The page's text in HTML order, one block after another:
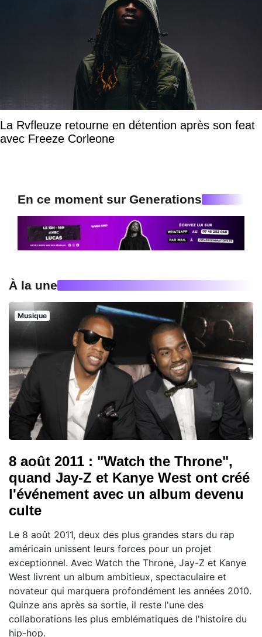
La Rvfleuze retourne en détention après son feat
avec Freeze Corleone
En ce moment sur Generations
À la une
Musique
8 août 2011 : "Watch the Throne",
quand Jay-Z et Kanye West ont créé
l'événement avec un album devenu
culte
Le 8 août 2011, deux des plus grandes stars du rap
américain unissent leurs forces pour un projet
exceptionnel. Avec Watch the Throne, Jay-Z et Kanye
West livrent un album ambitieux, spectaculaire et
novateur qui marquera profondément les années 2010.
Quinze ans après sa sortie, il reste l'une des
collaborations les plus emblématiques de l'histoire du
hip-hop.